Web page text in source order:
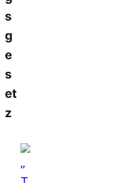
s
g
e
s
et
z